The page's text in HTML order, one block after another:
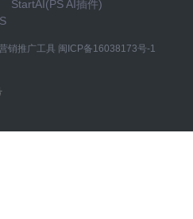
StartAI(PS AI插件)
销推广工具 闽ICP备16038173号-1